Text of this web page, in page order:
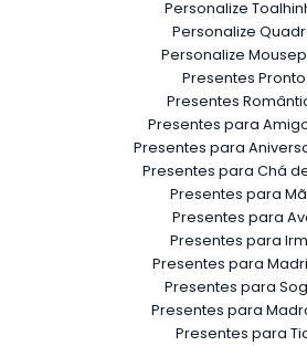
Personalize
Personalize
Personalize
Presentes
Presentes
Presentes para
Presentes para
Presentes para Chá
Presentes para
Presentes para
Presentes para
Presentes para
Presentes para
Presentes para
Presentes para